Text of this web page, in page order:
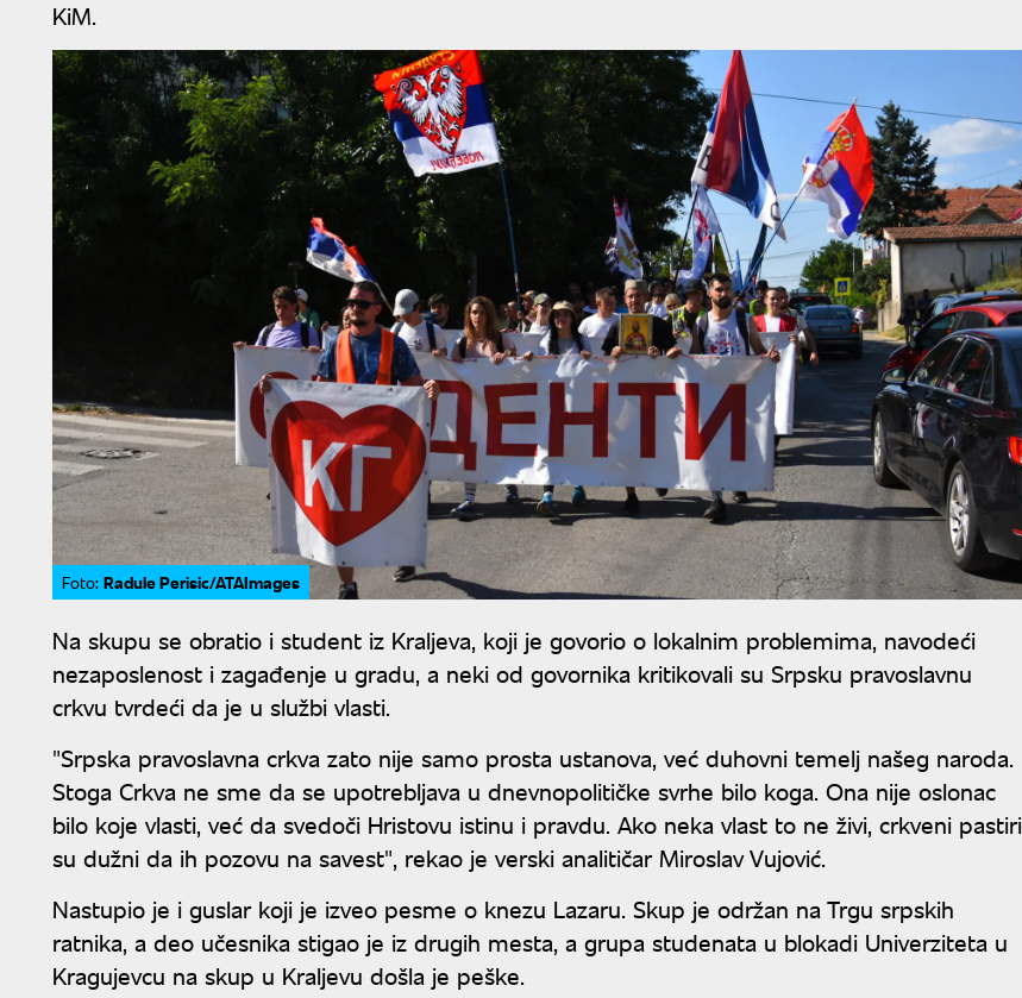
KiM.
Foto: Radule Perisic/ATAImages
Na skupu se obratio i student iz Kraljeva, koji je govorio o lokalnim problemima, navodeći
nezaposlenost i zagađenje u gradu, a neki od govornika kritikovali su Srpsku pravoslavnu
crkvu tvrdeći da je u službi vlasti.
"Srpska pravoslavna crkva zato nije samo prosta ustanova, već duhovni temelj našeg naroda.
Stoga Crkva ne sme da se upotrebljava u dnevnopolitičke svrhe bilo koga. Ona nije oslonac
bilo koje vlasti, već da svedoči Hristovu istinu i pravdu. Ako neka vlast to ne živi, crkveni pastiri
su dužni da ih pozovu na savest", rekao je verski analitičar Miroslav Vujović.
Nastupio je i guslar koji je izveo pesme o knezu Lazaru. Skup je održan na Trgu srpskih
ratnika, a deo učesnika stigao je iz drugih mesta, a grupa studenata u blokadi Univerziteta u
Kragujevcu na skup u Kraljevu došla je peške.